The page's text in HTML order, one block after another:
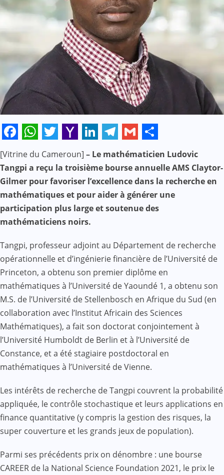
Facebook
WhatsApp
Twitter
Yahoo
Mail
LinkedIn
Telegram
GmailShare
[Vitrine du Cameroun] – Le mathématicien Ludovic
Tangpi a reçu la troisième bourse annuelle AMS Claytor-
Gilmer pour favoriser l’excellence dans la recherche en
mathématiques et pour aider à générer une
participation plus large et soutenue des
mathématiciens noirs.
Tangpi, professeur adjoint au Département de recherche
opérationnelle et d’ingénierie financière de l’Université de
Princeton, a obtenu son premier diplôme en
mathématiques à l’Université de Yaoundé 1, a obtenu son
M.S. de l’Université de Stellenbosch en Afrique du Sud (en
collaboration avec l’Institut Africain des Sciences
Mathématiques), a fait son doctorat conjointement à
l’Université Humboldt de Berlin et à l’Université de
Constance, et a été stagiaire postdoctoral en
mathématiques à l’Université de Vienne.
Les intérêts de recherche de Tangpi couvrent la probabilité
appliquée, le contrôle stochastique et leurs applications en
finance quantitative (y compris la gestion des risques, la
super couverture et les grands jeux de population).
Parmi ses précédents prix on dénombre : une bourse
CAREER de la National Science Foundation 2021, le prix le